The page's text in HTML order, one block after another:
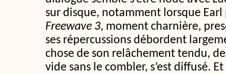
sur disque, notamment lorsque
Freewave 3, moment charnière,
ses répercussions débordent
chose de son relâchement tendu,
vide sans le combler, s’est diffusé.